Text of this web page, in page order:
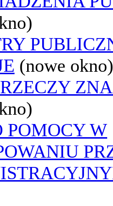
(nowe okno)
POMOCY W